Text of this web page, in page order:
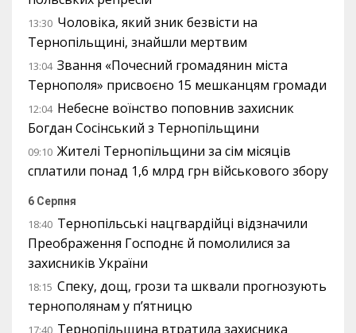
13:30 Чоловіка, який зник безвісти на
Тернопільщині, знайшли мертвим
13:04 Звання «Почесний громадянин міста
Тернополя» присвоєно 15 мешканцям громади
12:04 Небесне воїнство поповнив захисник
Богдан Сосінський з Тернопільщини
09:10 Жителі Тернопільщини за сім місяців
сплатили понад 1,6 млрд грн військового збору
6 Серпня
18:40 Тернопільські нацгвардійці відзначили
Преображення Господнє й помолилися за
захисників України
18:15 Спеку, дощ, грози та шквали прогнозують
тернополянам у п’ятницю
17:40 Тернопільщина втратила захисника